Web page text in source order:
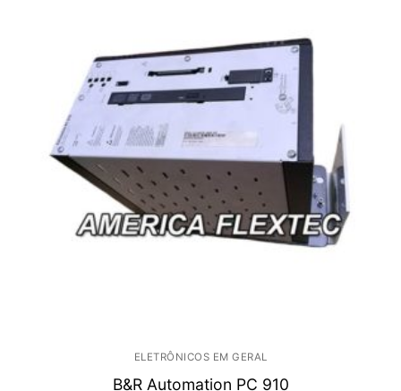
ELETRÔNICOS EM GERAL
B&R Automation PC 910